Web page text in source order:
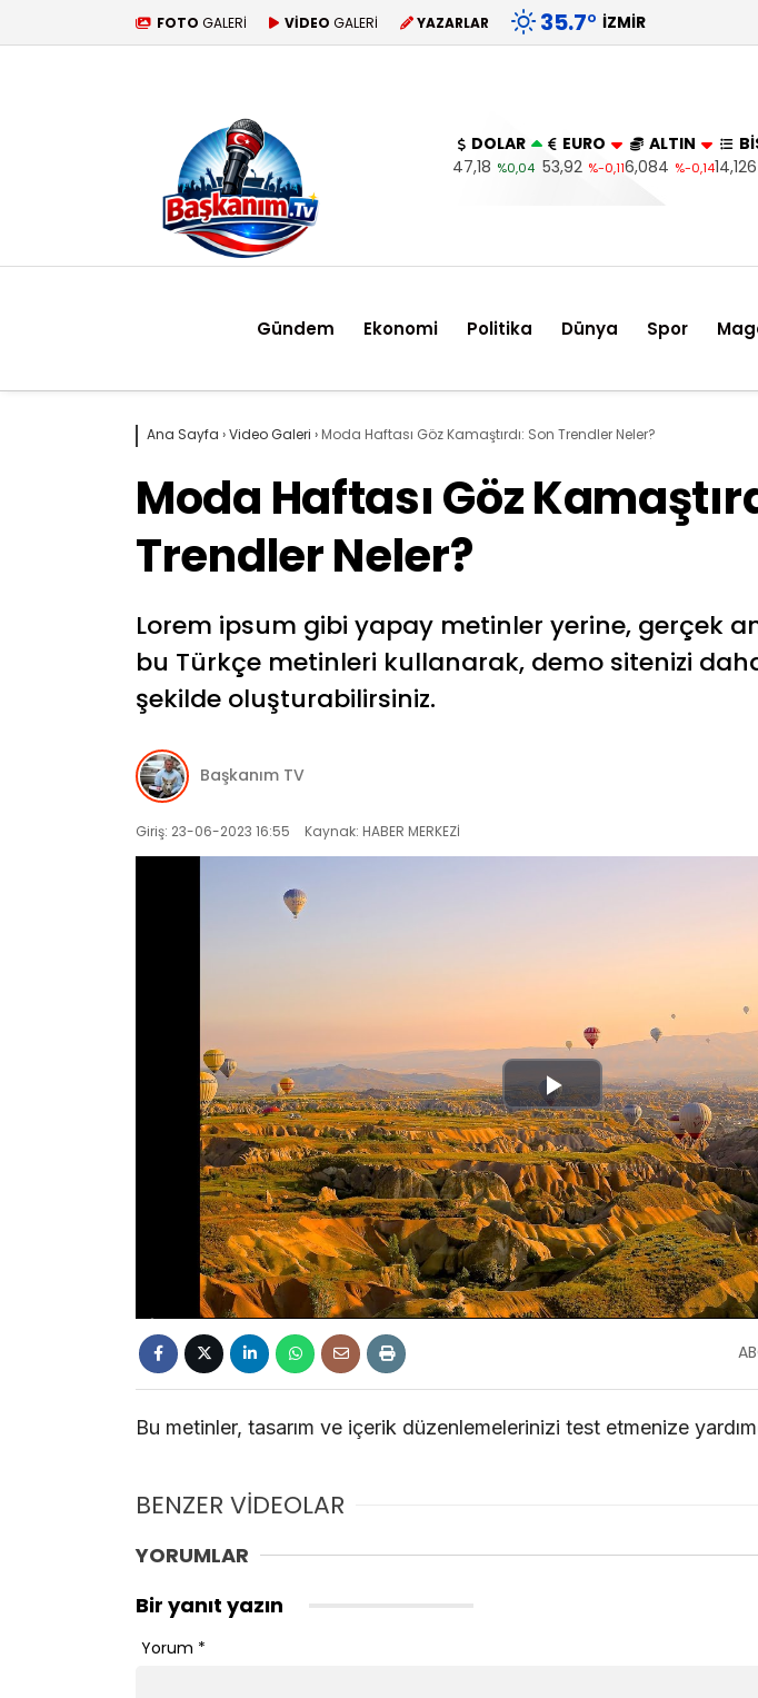
FOTO GALERİ VİDEO GALERİ YAZARLAR 35.7° İZMIR
DOLAR
47,18 %0,04
EURO
53,92 %-0,11
ALTIN
6,084 %-0,1414,126
Gündem Ekonomi Politika Dünya Spor
Ana Sayfa ›Video Galeri › Moda Haftası Göz Kamaştırdı: Son Trendler Neler?
Moda Haftası Göz
Trendler Neler?
Lorem ipsum gibi yapay metinler yerine, gerçek
bu Türkçe metinleri kullanarak, demo sitenizi
şekilde oluşturabilirsiniz.
Başkanım TV
Giriş: 23-06-2023 16:55 Kaynak: HABER MERKEZİ
Play
Video
Bu metinler, tasarım ve içerik düzenlemelerinizi test etmenize
BENZER VİDEOLAR
YORUMLAR
Bir yanıt yazın
Yorum *